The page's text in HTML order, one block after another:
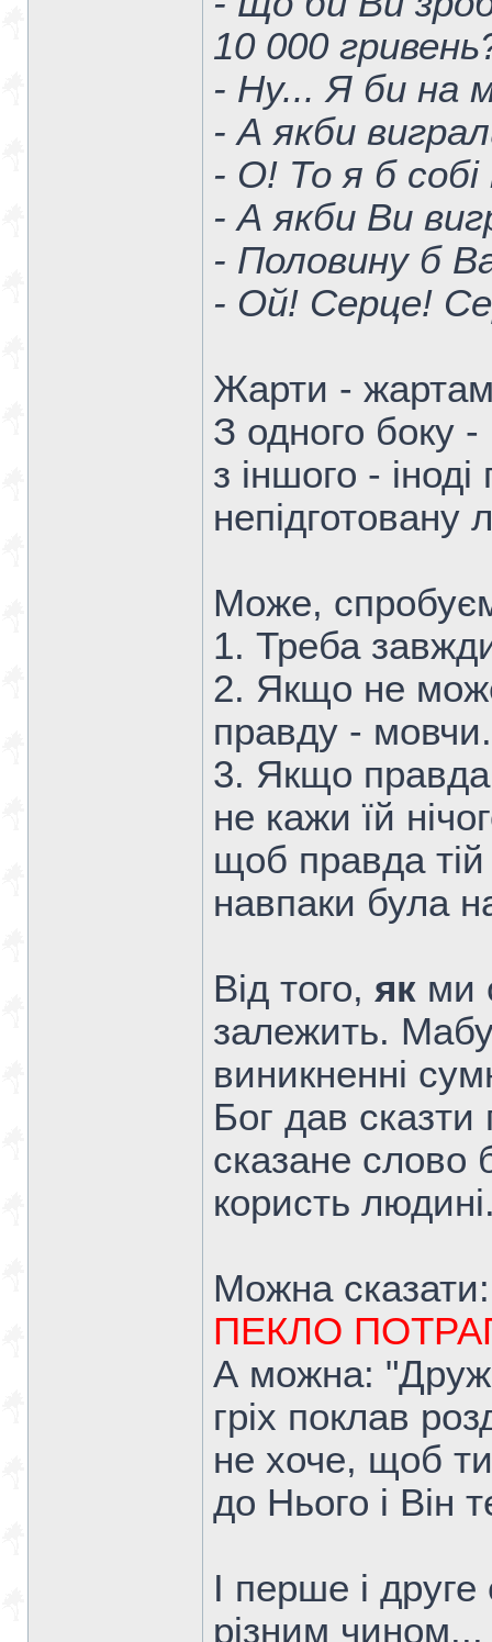
10 000
- Ну... Я би на
- А якби
- О! То я б
- А якби Ви
- Половину б
- Ой! Серце!
Жарти -
З одного боку
з іншого -
непідготовану
Може,
1. Треба
2. Якщо не
правду - мовчи.
3. Якщо
не кажи їй
щоб правда
навпаки була
Від того, як ми
залежить.
виникненні
Бог дав
сказане слово
користь
Можна
ПЕКЛО
А можна:
гріх поклав
не хоче, щоб
до Нього і Він
І перше і
різним чином...